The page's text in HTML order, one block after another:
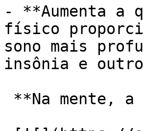
- **Aumenta a
físico
sono mais
insônia e